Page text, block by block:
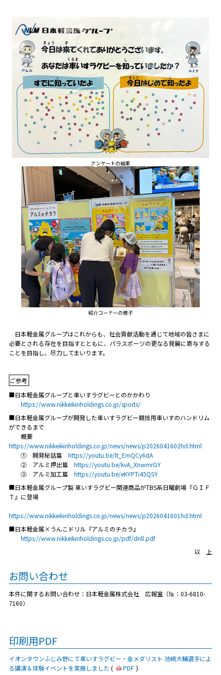
アンケートの結果
紹介コーナーの様子
日本軽金属グループはこれからも、社会貢献活動を通じて地域の皆さまに
必要とされる存在を目指すとともに、パラスポーツの更なる発展に寄与する
ことを目指し、尽力してまいります。
ご参考
■日本軽金属グループと車いすラグビーとのかかわり
https://www.nikkeikinholdings.co.jp/sports/
■日本軽金属グループが開発した車いすラグビー競技用車いすのハンドリム
ができるまで
概要
https://www.nikkeikinholdings.co.jp/news/news/p2026041602hd.html
① 開発秘話篇 https://youtu.be/lt_EmQCy6dA
② アルミ押出篇 https://youtu.be/kvA_XnwmrGY
③ アルミ加工篇 https://youtu.be/eKYPTi45QSY
■日本軽金属グループ製 車いすラグビー関連商品がTBS系日曜劇場『ＧＩＦ
Ｔ』に登場
https://www.nikkeikinholdings.co.jp/news/news/p2026041601hd.html
■日本軽金属×うんこドリル『アルミのチカラ』
https://www.nikkeikinholdings.co.jp/pdf/drill.pdf
以 上
お問い合わせ
本件に関するお問い合わせ：日本軽金属株式会社 広報室（℡：03-6810-
7160）
印刷用PDF
イオンタウンふじみ野にて車いすラグビー・金メダリスト 池崎大輔選手によ
る講演＆体験イベントを実施しました ( PDF )